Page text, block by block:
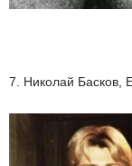
7. Николай Басков,